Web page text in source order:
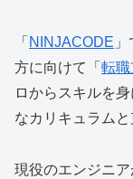
「 NINJACODE
方に向けて「 転職
ロからスキルを
なカリキュラム
現役のエンジニ